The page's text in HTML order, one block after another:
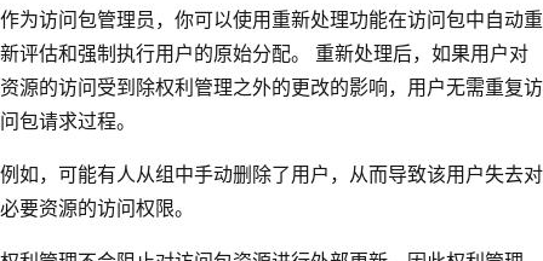
作为访问包管理员，你可以使用重新处理功能在访问包中自动重
新评估和强制执行用户的原始分配。 重新处理后，如果用户对
资源的访问受到除权利管理之外的更改的影响，用户无需重复访
问包请求过程。
例如，可能有人从组中手动删除了用户，从而导致该用户失去对
必要资源的访问权限。